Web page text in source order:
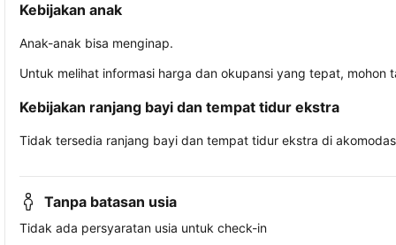
Kebijakan anak
Anak-anak bisa menginap.
Untuk melihat informasi harga dan okupansi yang tepat,
Kebijakan ranjang bayi dan tempat tidur ekstra
Tidak tersedia ranjang bayi dan tempat tidur ekstra di
Tanpa batasan usia
Tidak ada persyaratan usia untuk check-in